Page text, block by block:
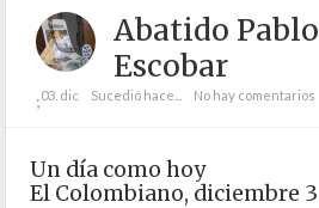
Abatido Pablo
Escobar
;03. dic Sucedió hace... No hay comentarios
Un día como hoy
El Colombiano, diciembre 3